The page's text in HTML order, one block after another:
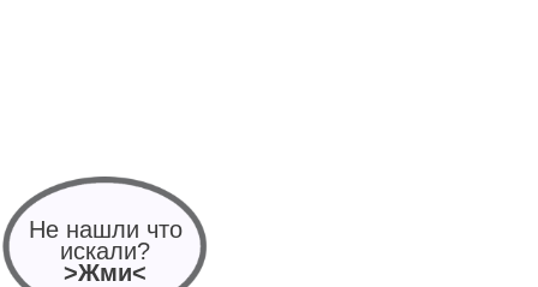
Не нашли что
искали?
>Жми<